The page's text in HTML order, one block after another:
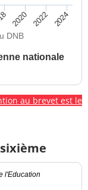
DNB
nationale
2020 2022 2024
au brevet est le
l'Education